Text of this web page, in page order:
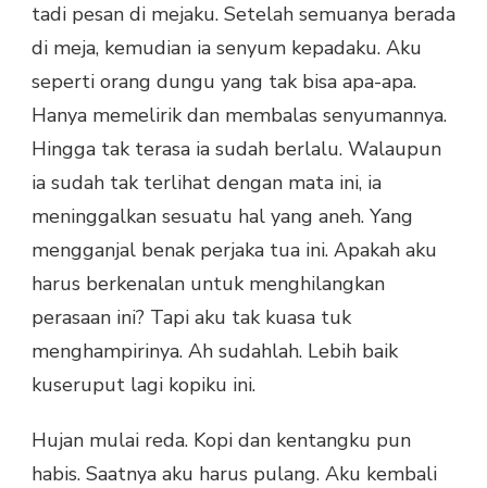
tadi pesan di mejaku. Setelah semuanya berada
di meja, kemudian ia senyum kepadaku. Aku
seperti orang dungu yang tak bisa apa-apa.
Hanya memelirik dan membalas senyumannya.
Hingga tak terasa ia sudah berlalu. Walaupun
ia sudah tak terlihat dengan mata ini, ia
meninggalkan sesuatu hal yang aneh. Yang
mengganjal benak perjaka tua ini. Apakah aku
harus berkenalan untuk menghilangkan
perasaan ini? Tapi aku tak kuasa tuk
menghampirinya. Ah sudahlah. Lebih baik
kuseruput lagi kopiku ini.
Hujan mulai reda. Kopi dan kentangku pun
habis. Saatnya aku harus pulang. Aku kembali